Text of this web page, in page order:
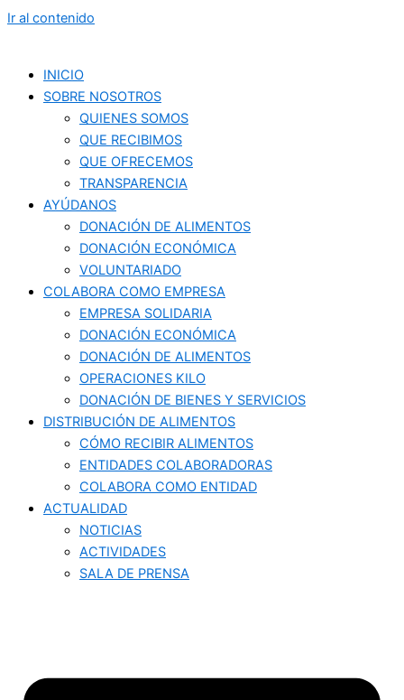
Ir al contenido
INICIO
SOBRE NOSOTROS
QUIENES SOMOS
QUE RECIBIMOS
QUE OFRECEMOS
TRANSPARENCIA
AYÚDANOS
DONACIÓN DE ALIMENTOS
DONACIÓN ECONÓMICA
VOLUNTARIADO
COLABORA COMO EMPRESA
EMPRESA SOLIDARIA
DONACIÓN ECONÓMICA
DONACIÓN DE ALIMENTOS
OPERACIONES KILO
DONACIÓN DE BIENES Y SERVICIOS
DISTRIBUCIÓN DE ALIMENTOS
CÓMO RECIBIR ALIMENTOS
ENTIDADES COLABORADORAS
COLABORA COMO ENTIDAD
ACTUALIDAD
NOTICIAS
ACTIVIDADES
SALA DE PRENSA